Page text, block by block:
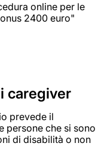
online per le
2400 euro"
caregiver
prevede il
persone che si sono
di disabilità o non